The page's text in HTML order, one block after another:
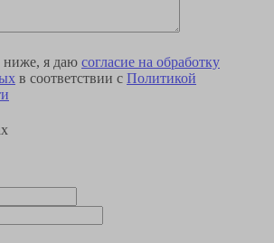
ниже, я даю согласие на обработку
в соответствии с Политикой